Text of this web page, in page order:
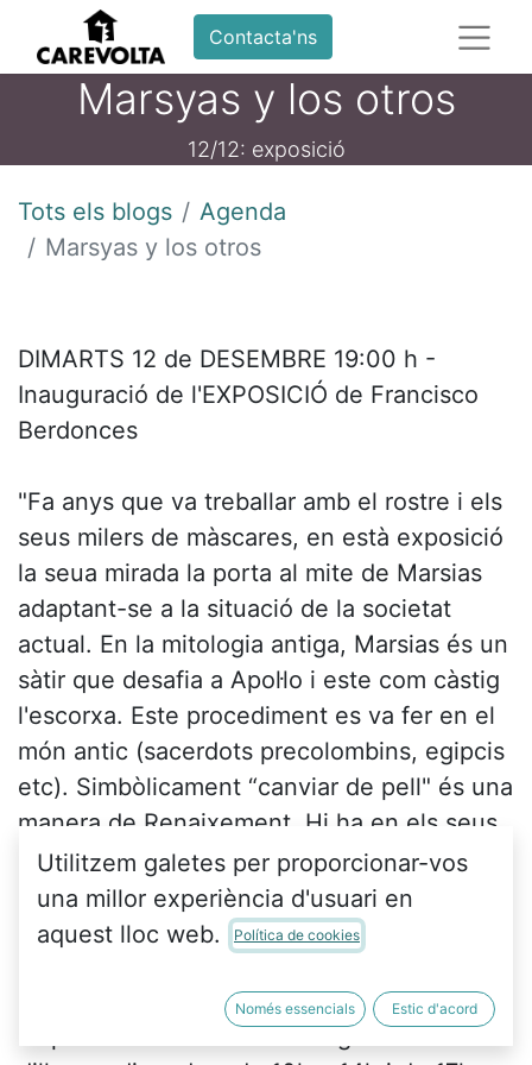
Contacta'ns
Marsyas y los otros
12/12: exposició
Tots els blogs
Agenda
Marsyas y los otros
DIMARTS 12 de DESEMBRE 19:00 h -
Inauguració de l'EXPOSICIÓ de Francisco
Berdonces
"Fa anys que va treballar amb el rostre i els
seus milers de màscares, en està exposició
la seua mirada la porta al mite de Marsias
adaptant-se a la situació de la societat
actual. En la mitologia antiga, Marsias és un
sàtir que desafia a Apol·lo i este com càstig
l'escorxa. Este procediment es va fer en el
món antic (sacerdots precolombins, egipcis
etc). Simbòlicament “canviar de pell" és una
manera de Renaixement. Hi ha en els seus
personatges: somriures forçats com en les
selfies, rostres emergint de la cova i molta
soledat pròpia de l'individualisme tan
Es podrà visitar fins al 12 de gener de
Utilitzem galetes per proporcionar-vos
una millor experiència d'usuari en
aquest lloc web.
Política de cookies
Només essencials Estic d'acord